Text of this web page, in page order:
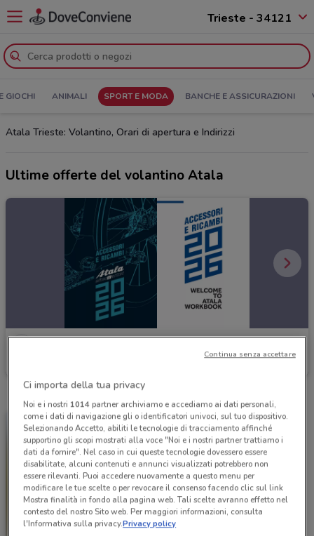
Trieste - 34121
GIOCHI ANIMALI SPORT E MODA BANCHE E ASSICURAZIONI
Atala Trieste: Volantino, Orari di apertura e Indirizzi
Ultime offerte del volantino Atala
Ci importa della tua privacy
Noi e i nostri 1014partner archiviamo e accediamo ai dati personali,
come i dati di navigazione gli o identificatori univoci, sul tuo dispositivo.
Selezionando Accetto, abiliti le tecnologie di tracciamento affinché
supportino gli scopi mostrati alla voce "Noi e i nostri partner trattiamo i
dati da fornire". Nel caso in cui queste tecnologie dovessero essere
disabilitate, alcuni contenuti e annunci visualizzati potrebbero non
essere rilevanti. Puoi accedere nuovamente a questo menu per
modificare le tue scelte o per revocare il consenso facendo clic sul link
Mostra finalità in fondo alla pagina web. Tali scelte avranno effetto nel
contesto del nostro Sito web. Per maggiori informazioni, consulta
l'Informativa sulla privacy.Privacy policy
Continua senza accettare